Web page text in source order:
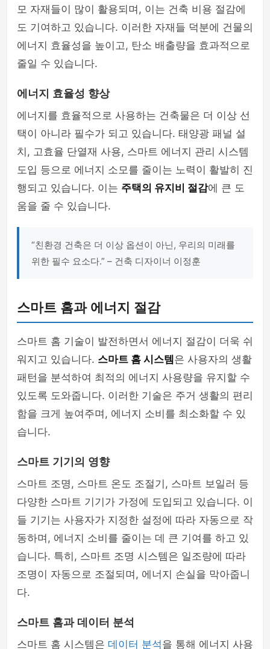
모 자재들이 많이 활용되며, 이는 건축 비용 절감에
도 기여하고 있습니다. 이러한 자재들 덕분에 건물의
에너지 효율성을 높이고, 탄소 배출량을 효과적으로
줄일 수 있습니다.
에너지 효율성 향상
에너지를 효율적으로 사용하는 건축물은 더 이상 선
택이 아니라 필수가 되고 있습니다. 태양광 패널 설
치, 고효율 단열재 사용, 스마트 에너지 관리 시스템
도입 등으로 에너지 소모를 줄이는 노력이 활발히 진
행되고 있습니다. 이는 주택의 유지비 절감에 큰 도
움을 줄 수 있습니다.
“친환경 건축은 더 이상 옵션이 아닌, 우리의 미래를
위한 필수 요소다.” – 건축 디자이너 이정훈
스마트 홈과 에너지 절감
스마트 홈 기술이 발전하면서 에너지 절감이 더욱 쉬
워지고 있습니다. 스마트 홈 시스템 은 사용자의 생활
패턴을 분석하여 최적의 에너지 사용량을 유지할 수
있도록 도와줍니다. 이러한 기술은 주거 생활의 편리
함을 크게 높여주며, 에너지 소비를 최소화할 수 있
습니다.
스마트 기기의 영향
스마트 조명, 스마트 온도 조절기, 스마트 보일러 등
다양한 스마트 기기가 가정에 도입되고 있습니다. 이
들 기기는 사용자가 지정한 설정에 따라 자동으로 작
동하며, 에너지 소비를 줄이는 데 큰 기여를 하고 있
습니다. 특히, 스마트 조명 시스템은 일조량에 따라
조명이 자동으로 조절되며, 에너지 손실을 막아줍니
다.
스마트 홈과 데이터 분석
스마트 홈 시스템은 데이터 분석을 통해 에너지 사용